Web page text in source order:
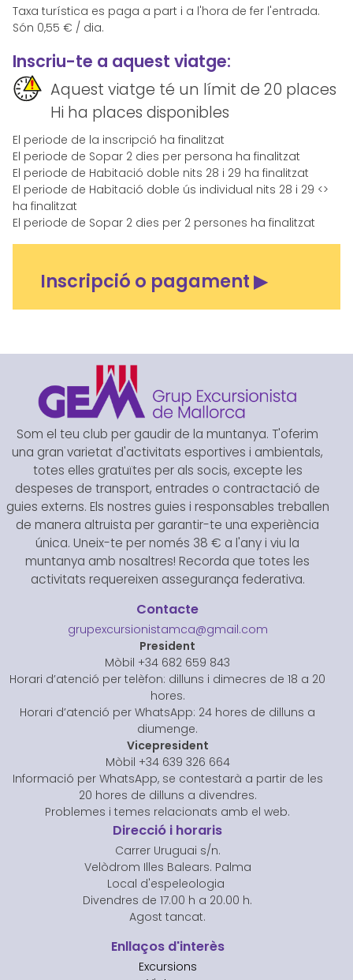
Taxa turística es paga a part i a l'hora de fer l'entrada.
Són 0,55 € / dia.
Inscriu-te a aquest viatge:
Aquest viatge té un límit de 20 places
Hi ha places disponibles
El periode de la inscripció ha finalitzat
El periode de Sopar 2 dies per persona ha finalitzat
El periode de Habitació doble nits 28 i 29 ha finalitzat
El periode de Habitació doble ús individual nits 28 i 29 <>
ha finalitzat
El periode de Sopar 2 dies per 2 persones ha finalitzat
Inscripció o pagament ▶
Som el teu club per gaudir de la muntanya. T'oferim
una gran varietat d'activitats esportives i ambientals,
totes elles gratuïtes per als socis, excepte les
despeses de transport, entrades o contractació de
guies externs. Els nostres guies i responsables treballen
de manera altruista per garantir-te una experiència
única. Uneix-te per només 38 € a l'any i viu la
muntanya amb nosaltres! Recorda que totes les
activitats requereixen assegurança federativa.
Contacte
grupexcursionistamca@gmail.com
President
Mòbil +34 682 659 843
Horari d’atenció per telèfon: dilluns i dimecres de 18 a 20
hores.
Horari d’atenció per WhatsApp: 24 hores de dilluns a
diumenge.
Vicepresident
Mòbil +34 639 326 664
Informació per WhatsApp, se contestarà a partir de les
20 hores de dilluns a divendres.
Problemes i temes relacionats amb el web.
Direcció i horaris
Carrer Uruguai s/n.
Velòdrom Illes Balears. Palma
Local d'espeleologia
Divendres de 17.00 h a 20.00 h.
Agost tancat.
Enllaços d'interès
Excursions